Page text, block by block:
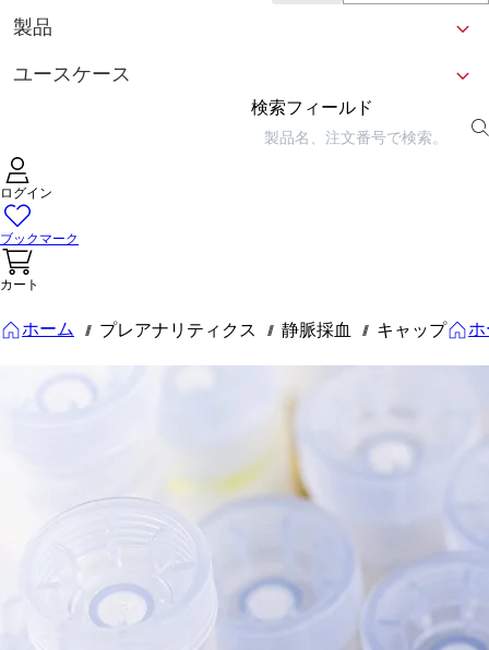
製品
ユースケース
検索フィールド
ログイン
ブックマーク
カート
ホーム /// プレアナリティクス /// 静脈採血 /// キャップ